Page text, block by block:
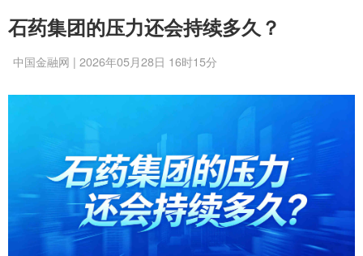
石药集团的压力还会持续多久？
中国金融网 | 2026年05月28日 16时15分